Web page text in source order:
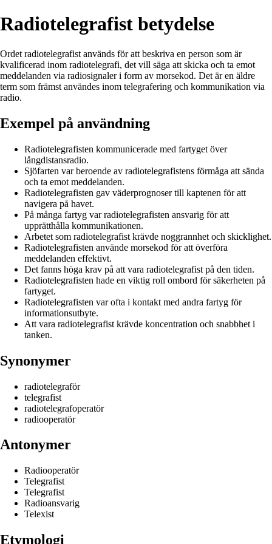
Radiotelegrafist betydelse
Ordet radiotelegrafist används för att beskriva en person som är
kvalificerad inom radiotelegrafi, det vill säga att skicka och ta emot
meddelanden via radiosignaler i form av morsekod. Det är en äldre
term som främst användes inom telegrafering och kommunikation via
radio.
Exempel på användning
Radiotelegrafisten kommunicerade med fartyget över
långdistansradio.
Sjöfarten var beroende av radiotelegrafistens förmåga att sända
och ta emot meddelanden.
Radiotelegrafisten gav väderprognoser till kaptenen för att
navigera på havet.
På många fartyg var radiotelegrafisten ansvarig för att
upprätthålla kommunikationen.
Arbetet som radiotelegrafist krävde noggrannhet och skicklighet.
Radiotelegrafisten använde morsekod för att överföra
meddelanden effektivt.
Det fanns höga krav på att vara radiotelegrafist på den tiden.
Radiotelegrafisten hade en viktig roll ombord för säkerheten på
fartyget.
Radiotelegrafisten var ofta i kontakt med andra fartyg för
informationsutbyte.
Att vara radiotelegrafist krävde koncentration och snabbhet i
tanken.
Synonymer
radiotelegraför
telegrafist
radiotelegrafoperatör
radiooperatör
Antonymer
Radiooperatör
Telegrafist
Telegrafist
Radioansvarig
Telexist
Etymologi